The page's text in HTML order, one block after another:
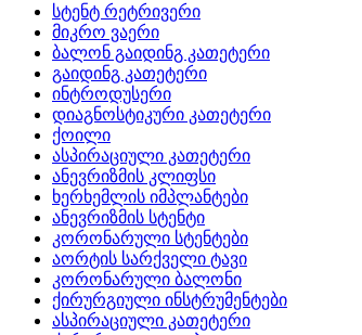
სტენტ რეტრივერი
მიკრო ვაერი
ბალონ გაიდინგ კათეტერი
გაიდინგ კათეტერი
ინტროდუსერი
დიაგნოსტიკური კათეტერი
ქოილი
ასპირაციული კათეტერი
ანევრიზმის კლიფსი
ხერხემლის იმპლანტები
ანევრიზმის სტენტი
კორონარული სტენტები
აორტის სარქველი ტავი
კორონარული ბალონი
ქირურგიული ინსტრუმენტები
ასპირაციული კათეტერი